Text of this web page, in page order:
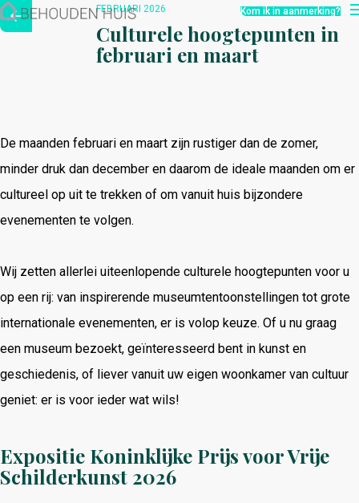
Hoe werkt het?
Over ons
Nieuwsbrief
Kom ik in aanmerking?
FEBRUARI 2026
Culturele hoogtepunten in
februari en maart
De maanden februari en maart zijn rustiger dan de zomer,
minder druk dan december en daarom de ideale maanden om er
cultureel op uit te trekken of om vanuit huis bijzondere
evenementen te volgen.
Wij zetten allerlei uiteenlopende culturele hoogtepunten voor u
op een rij: van inspirerende museumtentoonstellingen tot grote
internationale evenementen, er is volop keuze. Of u nu graag
een museum bezoekt, geïnteresseerd bent in kunst en
geschiedenis, of liever vanuit uw eigen woonkamer van cultuur
geniet: er is voor ieder wat wils!
Expositie Koninklijke Prijs voor Vrije
Schilderkunst 2026